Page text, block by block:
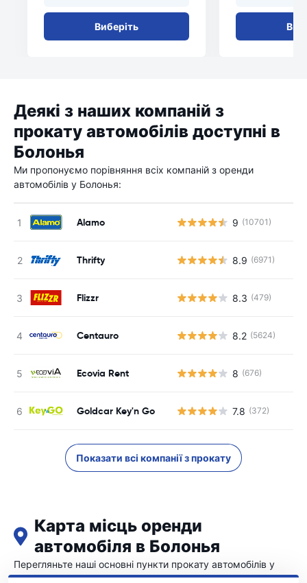
Виберіть
Деякі з наших компаній з
прокату автомобілів доступні в
Болонья
Ми пропонуємо порівняння всіх компаній з оренди
автомобілів у Болонья:
Alamo 9 (10701)
Thrifty 8.9 (6971)
Flizzr 8.3 (479)
Centauro 8.2 (5624)
Ecovia Rent 8 (676)
Goldcar Key'n Go 7.8 (372)
Показати всі компанії з прокату
Карта місць оренди
автомобіля в Болонья
Перегляньте наші основні пункти прокату автомобілів у
Болонья